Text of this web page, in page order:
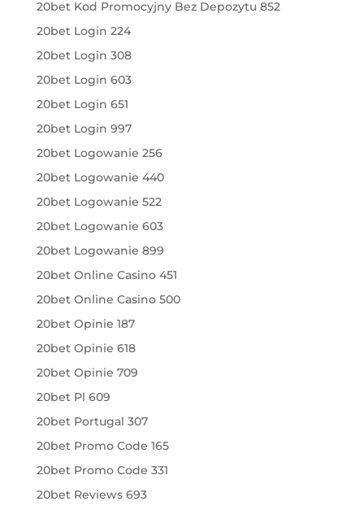
20bet Kod Promocyjny Bez Depozytu 852
20bet Login 224
20bet Login 308
20bet Login 603
20bet Login 651
20bet Login 997
20bet Logowanie 256
20bet Logowanie 440
20bet Logowanie 522
20bet Logowanie 603
20bet Logowanie 899
20bet Online Casino 451
20bet Online Casino 500
20bet Opinie 187
20bet Opinie 618
20bet Opinie 709
20bet Pl 609
20bet Portugal 307
20bet Promo Code 165
20bet Promo Code 331
20bet Reviews 693